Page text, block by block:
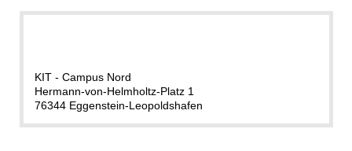
KIT - Campus Nord
Hermann-von-Helmholtz-Platz 1
76344 Eggenstein-Leopoldshafen